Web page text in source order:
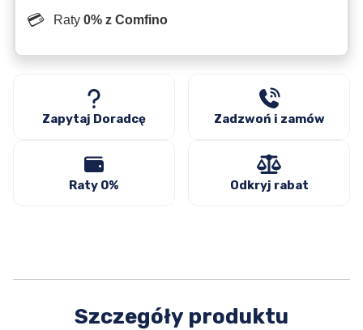
💳 Raty 0% z Comfino
Zapytaj Doradcę Zadzwoń i zamów
Raty 0% Odkryj rabat
Szczegóły produktu